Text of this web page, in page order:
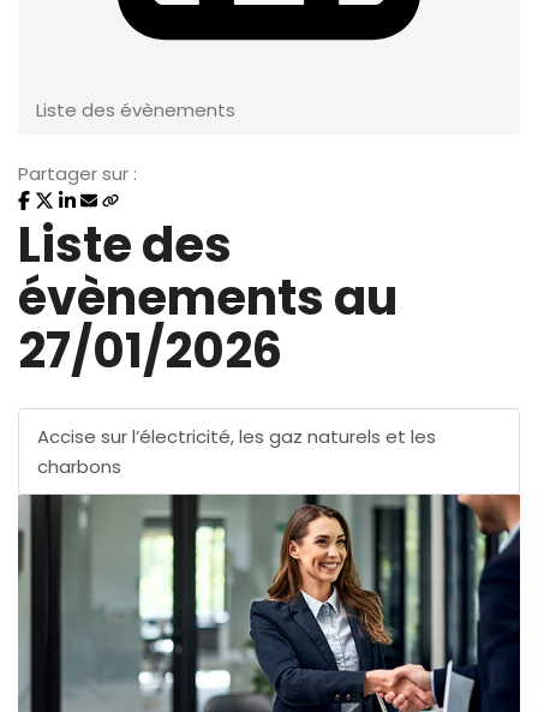
Liste des évènements
Partager sur :
Liste des
évènements au
27/01/2026
Accise sur l’électricité, les gaz naturels et les
charbons